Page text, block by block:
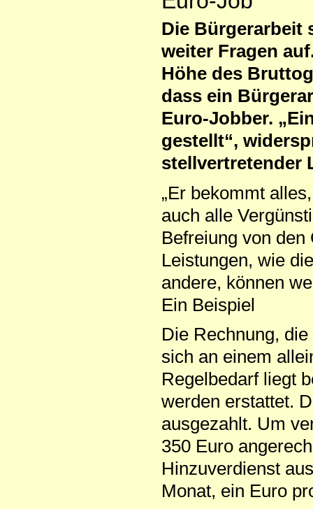
Die Bürgerarbeit
weiter Fragen
Höhe des
dass ein
Euro-Jobber.
gestellt“,
stellvertretender
„Er bekommt
auch alle
Befreiung von
Leistungen, wie
andere, können
Ein Beispiel
Die Rechnung,
sich an einem
Regelbedarf liegt
werden erstattet.
ausgezahlt. Um
350 Euro
Hinzuverdienst
Monat, ein Euro